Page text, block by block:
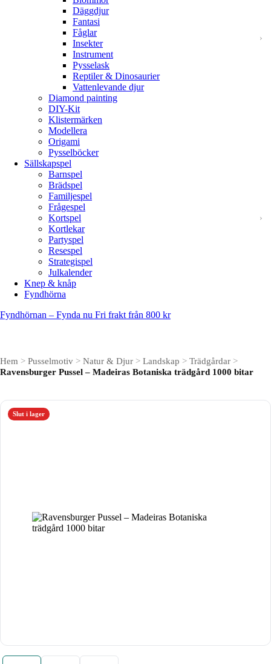
Däggdjur
Fantasi
Fåglar
Insekter
Instrument
Pysselask
Reptiler & Dinosaurier
Vattenlevande djur
Diamond painting
DIY-Kit
Klistermärken
Modellera
Origami
Pysselböcker
Sällskapspel
Barnspel
Brädspel
Familjespel
Frågespel
Kortspel
Kortlekar
Partyspel
Resespel
Strategispel
Julkalender
Knep & knåp
Fyndhörna
Fyndhörnan – Fynda nu Fri frakt från 800 kr
Hem > Pusselmotiv > Natur & Djur > Landskap > Trädgårdar >
Ravensburger Pussel – Madeiras Botaniska trädgård 1000 bitar
Slut i lager